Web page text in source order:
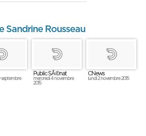
Sandrine Rousseau
septembre
Public SÃ©nat
mercredi 4 novembre
2015
CNews
lundi 2 novembre 2015